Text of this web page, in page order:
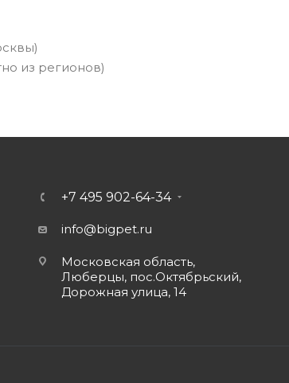
из регионов)
+7 495 902-64-34
info@bigpet.ru
Московская область,
Люберцы, пос.Октябрьский,
Дорожная улица, 14